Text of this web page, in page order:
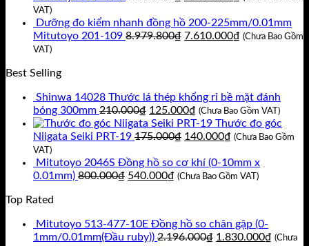
9.930.000₫.
là:
8.920.800₫.
tại
là:
VAT)
Dưỡng đo kiểm nhanh đồng hồ 200-225mm/0.01mm
Mitutoyo 201-109 8.979.800₫ Giá
7.610.000₫ Giá
(Chưa Bao Gồm
VAT)
Best Selling
Shinwa 14028 Thước lá thép khổng rỉ bề mặt đánh
bóng 300mm 210.000₫ Giá
gốc
là:
125.000₫ Giá
hiện
tại
125.000₫.
(Chưa Bao Gồm VAT)
Thước đo góc
Niigata Seiki PRT-19 175.000₫ Giá
là:
175.000₫.
140.000₫ Giá
tại
là:
(Chưa Bao Gồm
VAT)
Mitutoyo 2046S Đồng hồ so cơ khí (0-10mm x
0.01mm) 800.000₫ Giá
540.000₫ Giá
540.000₫.
(Chưa Bao Gồm VAT)
Top Rated
Mitutoyo 513-477-10E Đồng hồ so chân gập (0-
1mm/0.01mm(Đầu ruby)) 2.196.000₫ Giá
1.830.000₫ Giá
(Chưa